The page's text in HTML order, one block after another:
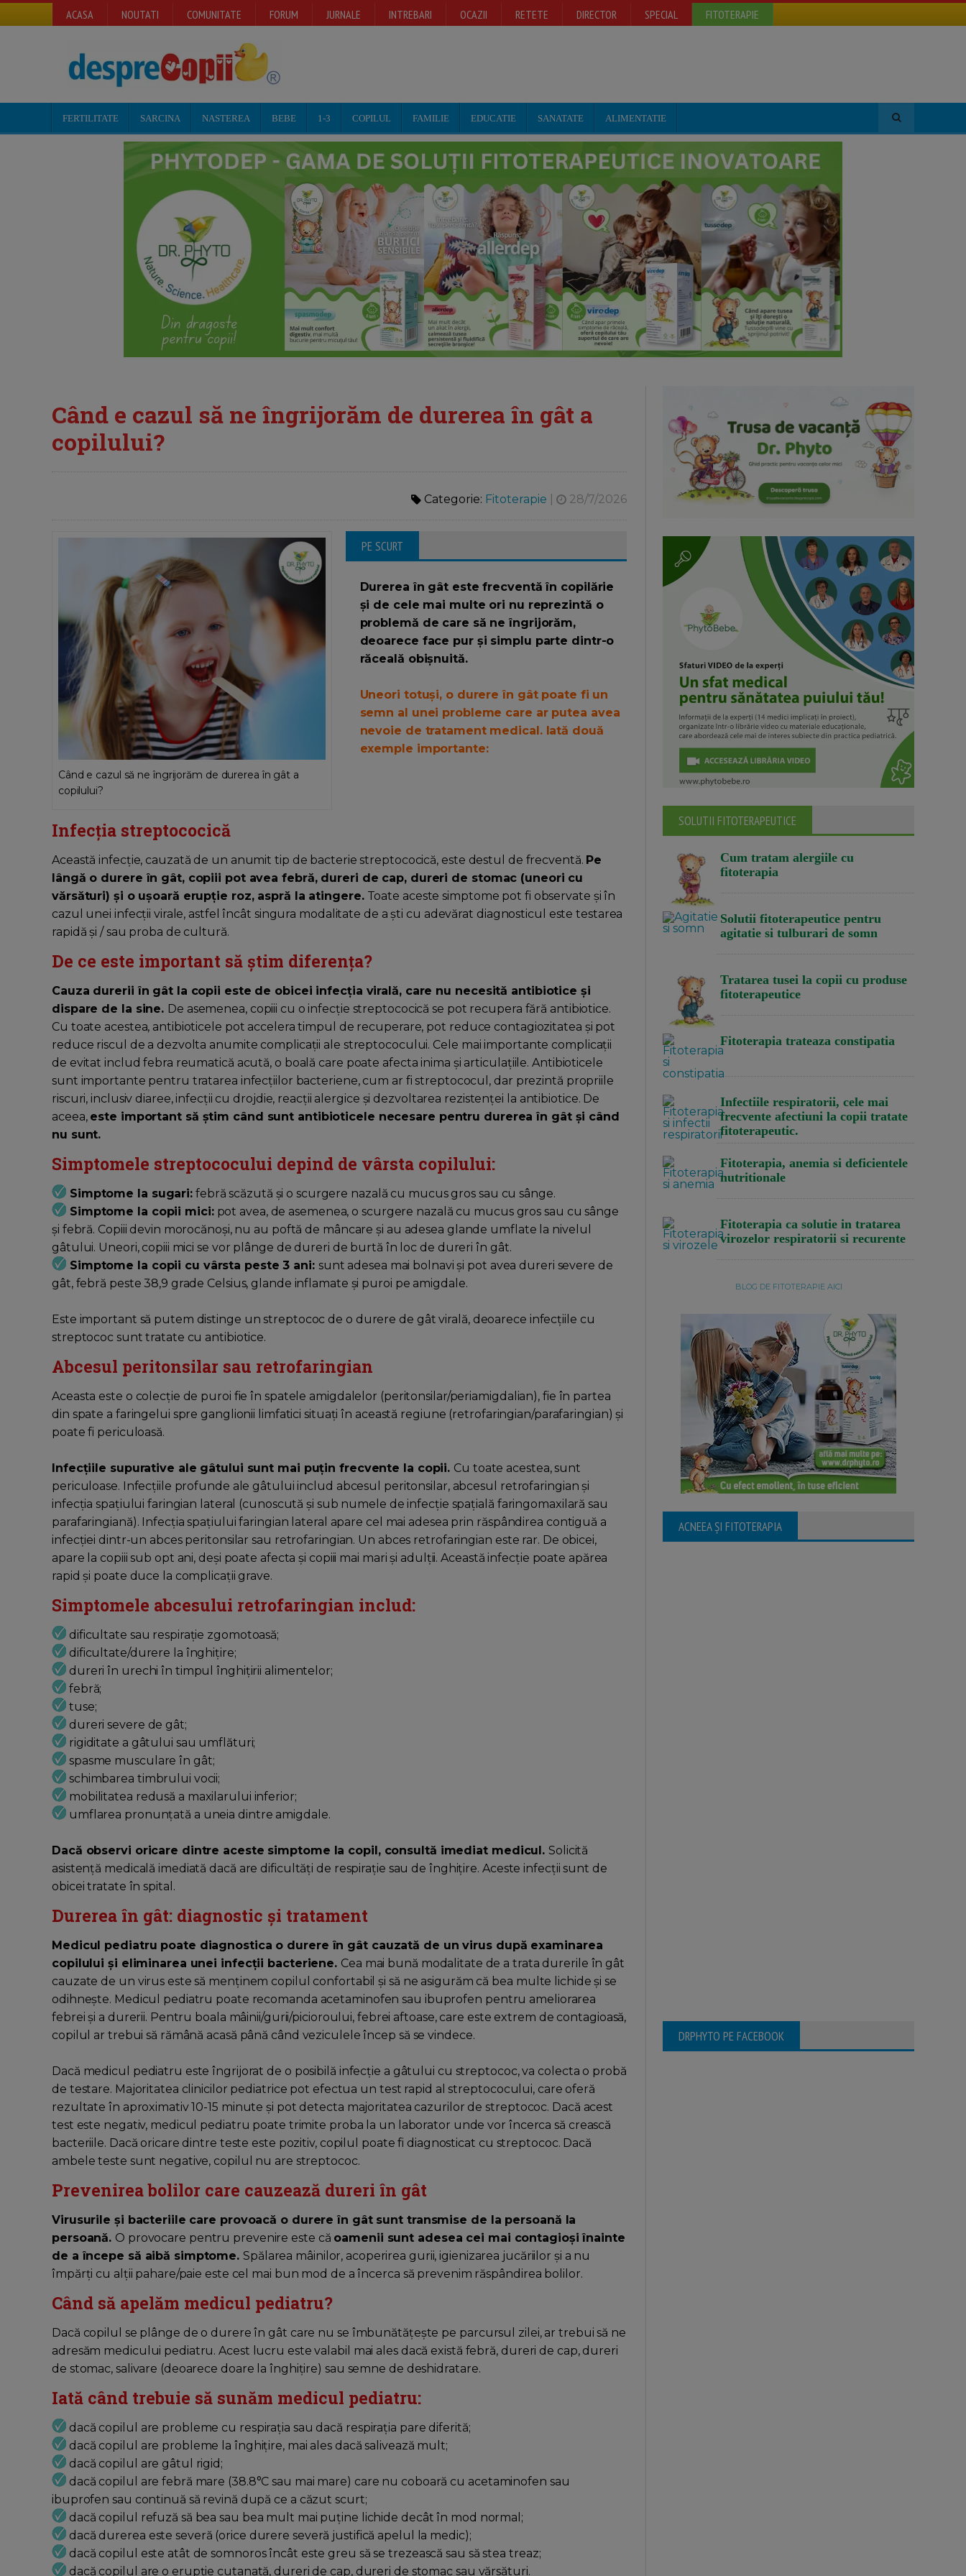
ACASA NOUTATI COMUNITATE FORUM JURNALE INTREBARI OCAZII RETETE DIRECTOR SPECIAL FITOTERAPIE
FERTILITATE SARCINA NASTEREA BEBE 1-3 COPILUL FAMILIE EDUCATIE SANATATE ALIMENTATIE
Când e cazul să ne îngrijorăm de durerea în gât a
copilului?
Categorie: Fitoterapie 28/7/2026
Când e cazul să ne îngrijorăm de durerea în gât a
copilului?
PE SCURT
Durerea în gât este frecventă în copilărie
și de cele mai multe ori nu reprezintă o
problemă de care să ne îngrijorăm,
deoarece face pur și simplu parte dintr-o
răceală obișnuită.
Uneori totuși, o durere în gât poate fi un
semn al unei probleme care ar putea avea
nevoie de tratament medical. Iată două
exemple importante:
Infecția streptococică
Această infecție, cauzată de un anumit tip de bacterie streptococică, este destul de frecventă. Pe
lângă o durere în gât, copiii pot avea febră, dureri de cap, dureri de stomac (uneori cu
vărsături) și o ușoară erupție roz, aspră la atingere.Toate aceste simptome pot fi observate și în
cazul unei infecții virale, astfel încât singura modalitate de a ști cu adevărat diagnosticul este testarea
rapidă și / sau proba de cultură.
De ce este important să știm diferența?
Cauza durerii în gât la copii este de obicei infecția virală, care nu necesită antibiotice și
dispare de la sine. De asemenea, copiii cu o infecție streptococică se pot recupera fără antibiotice.
Cu toate acestea, antibioticele pot accelera timpul de recuperare, pot reduce contagiozitatea și pot
reduce riscul de a dezvolta anumite complicații ale streptococului. Cele mai importante complicații
de evitat includ febra reumatică acută, o boală care poate afecta inima și articulațiile. Antibioticele
sunt importante pentru tratarea infecțiilor bacteriene, cum ar fi streptococul, dar prezintă propriile
riscuri, inclusiv diaree, infecții cu drojdie, reacții alergice și dezvoltarea rezistenței la antibiotice. De
aceea, este important să știm când sunt antibioticele necesare pentru durerea în gât și când
nu sunt.
Simptomele streptococului depind de vârsta copilului:
Simptome la sugari: febră scăzută și o scurgere nazală cu mucus gros sau cu sânge.
Simptome la copii mici:pot avea, de asemenea, o scurgere nazală cu mucus gros sau cu sânge
și febră. Copiii devin morocănoși, nu au poftă de mâncare și au adesea glande umflate la nivelul
gâtului. Uneori, copiii mici se vor plânge de dureri de burtă în loc de dureri în gât.
Simptome la copii cu vârsta peste 3 ani: sunt adesea mai bolnavi și pot avea dureri severe de
gât, febră peste 38,9 grade Celsius, glande inflamate și puroi pe amigdale.
Este important să putem distinge un streptococ de o durere de gât virală, deoarece infecțiile cu
streptococ sunt tratate cu antibiotice.
Abcesul peritonsilar sau retrofaringian
Aceasta este o colecție de puroi fie în spatele amigdalelor (peritonsilar/periamigdalian), fie în partea
din spate a faringelui spre ganglionii limfatici situați în această regiune (retrofaringian/parafaringian) și
poate fi periculoasă.
Infecțiile supurative ale gâtului sunt mai puțin frecvente la copii. Cu toate acestea, sunt
periculoase. Infecțiile profunde ale gâtului includ abcesul peritonsilar, abcesul retrofaringian și
infecția spațiului faringian lateral (cunoscută și sub numele de infecție spațială faringomaxilară sau
parafaringiană). Infecția spațiului faringian lateral apare cel mai adesea prin răspândirea contiguă a
infecției dintr-un abces peritonsilar sau retrofaringian. Un abces retrofaringian este rar. De obicei,
apare la copiii sub opt ani, deși poate afecta și copiii mai mari și adulții. Această infecție poate apărea
rapid și poate duce la complicații grave.
Simptomele abcesului retrofaringian includ:
dificultate sau respirație zgomotoasă;
dificultate/durere la înghițire;
dureri în urechi în timpul înghițirii alimentelor;
febră;
tuse;
dureri severe de gât;
rigiditate a gâtului sau umflături;
spasme musculare în gât;
schimbarea timbrului vocii;
mobilitatea redusă a maxilarului inferior;
umflarea pronunțată a uneia dintre amigdale.
Dacă observi oricare dintre aceste simptome la copil, consultă imediat medicul. Solicită
asistență medicală imediată dacă are dificultăți de respirație sau de înghițire. Aceste infecții sunt de
obicei tratate în spital.
Durerea în gât: diagnostic și tratament
Medicul pediatru poate diagnostica o durere în gât cauzată de un virus după examinarea
copilului și eliminarea unei infecții bacteriene. Cea mai bună modalitate de a trata durerile în gât
cauzate de un virus este să menținem copilul confortabil și să ne asigurăm că bea multe lichide și se
odihnește. Medicul pediatru poate recomanda acetaminofen sau ibuprofen pentru ameliorarea
febrei și a durerii. Pentru boala mâinii/gurii/picioroului, febrei aftoase, care este extrem de contagioasă,
copilul ar trebui să rămână acasă până când veziculele încep să se vindece.
Dacă medicul pediatru este îngrijorat de o posibilă infecție a gâtului cu streptococ, va colecta o probă
de testare. Majoritatea clinicilor pediatrice pot efectua un test rapid al streptococului, care oferă
rezultate în aproximativ 10-15 minute și pot detecta majoritatea cazurilor de streptococ. Dacă acest
test este negativ, medicul pediatru poate trimite proba la un laborator unde vor încerca să crească
bacteriile. Dacă oricare dintre teste este pozitiv, copilul poate fi diagnosticat cu streptococ. Dacă
ambele teste sunt negative, copilul nu are streptococ.
Prevenirea bolilor care cauzează dureri în gât
Virusurile și bacteriile care provoacă o durere în gât sunt transmise de la persoană la
persoană. O provocare pentru prevenire este că oamenii sunt adesea cei mai contagioși înainte
de a începe să aibă simptome. Spălarea mâinilor, acoperirea gurii, igienizarea jucăriilor și a nu
împărți cu alții pahare/paie este cel mai bun mod de a încerca să prevenim răspândirea bolilor.
Când să apelăm medicul pediatru?
Dacă copilul se plânge de o durere în gât care nu se îmbunătățește pe parcursul zilei, ar trebui să ne
adresăm medicului pediatru. Acest lucru este valabil mai ales dacă există febră, dureri de cap, dureri
de stomac, salivare (deoarece doare la înghițire) sau semne de deshidratare.
Iată când trebuie să sunăm medicul pediatru:
dacă copilul are probleme cu respirația sau dacă respirația pare diferită;
dacă copilul are probleme la înghițire, mai ales dacă salivează mult;
dacă copilul are gâtul rigid;
dacă copilul are febră mare (38.8°C sau mai mare) care nu coboară cu acetaminofen sau
ibuprofen sau continuă să revină după ce a căzut scurt;
dacă copilul refuză să bea sau bea mult mai puține lichide decât în ​​mod normal;
dacă durerea este severă (orice durere severă justifică apelul la medic);
dacă copilul este atât de somnoros încât este greu să se trezească sau să stea treaz;
dacă copilul are o erupție cutanată, dureri de cap, dureri de stomac sau vărsături.
SOLUTII FITOTERAPEUTICE
Cum tratam alergiile cu
fitoterapia
Solutii fitoterapeutice pentru
agitatie si tulburari de somn
Tratarea tusei la copii cu produse
fitoterapeutice
Fitoterapia trateaza constipatia
Infectiile respiratorii, cele mai
frecvente afectiuni la copii tratate
fitoterapeutic.
Fitoterapia, anemia si deficientele
nutritionale
Fitoterapia ca solutie in tratarea
virozelor respiratorii si recurente
BLOG DE FITOTERAPIE AICI
ACNEEA ȘI FITOTERAPIA
DRPHYTO PE FACEBOOK